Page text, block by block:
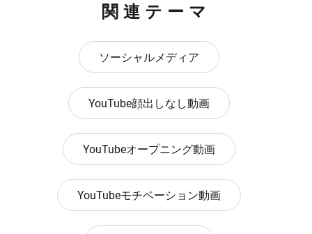
関連テーマ
ソーシャルメディア
YouTube顔出しなし動画
YouTubeオープニング動画
YouTubeモチベーション動画